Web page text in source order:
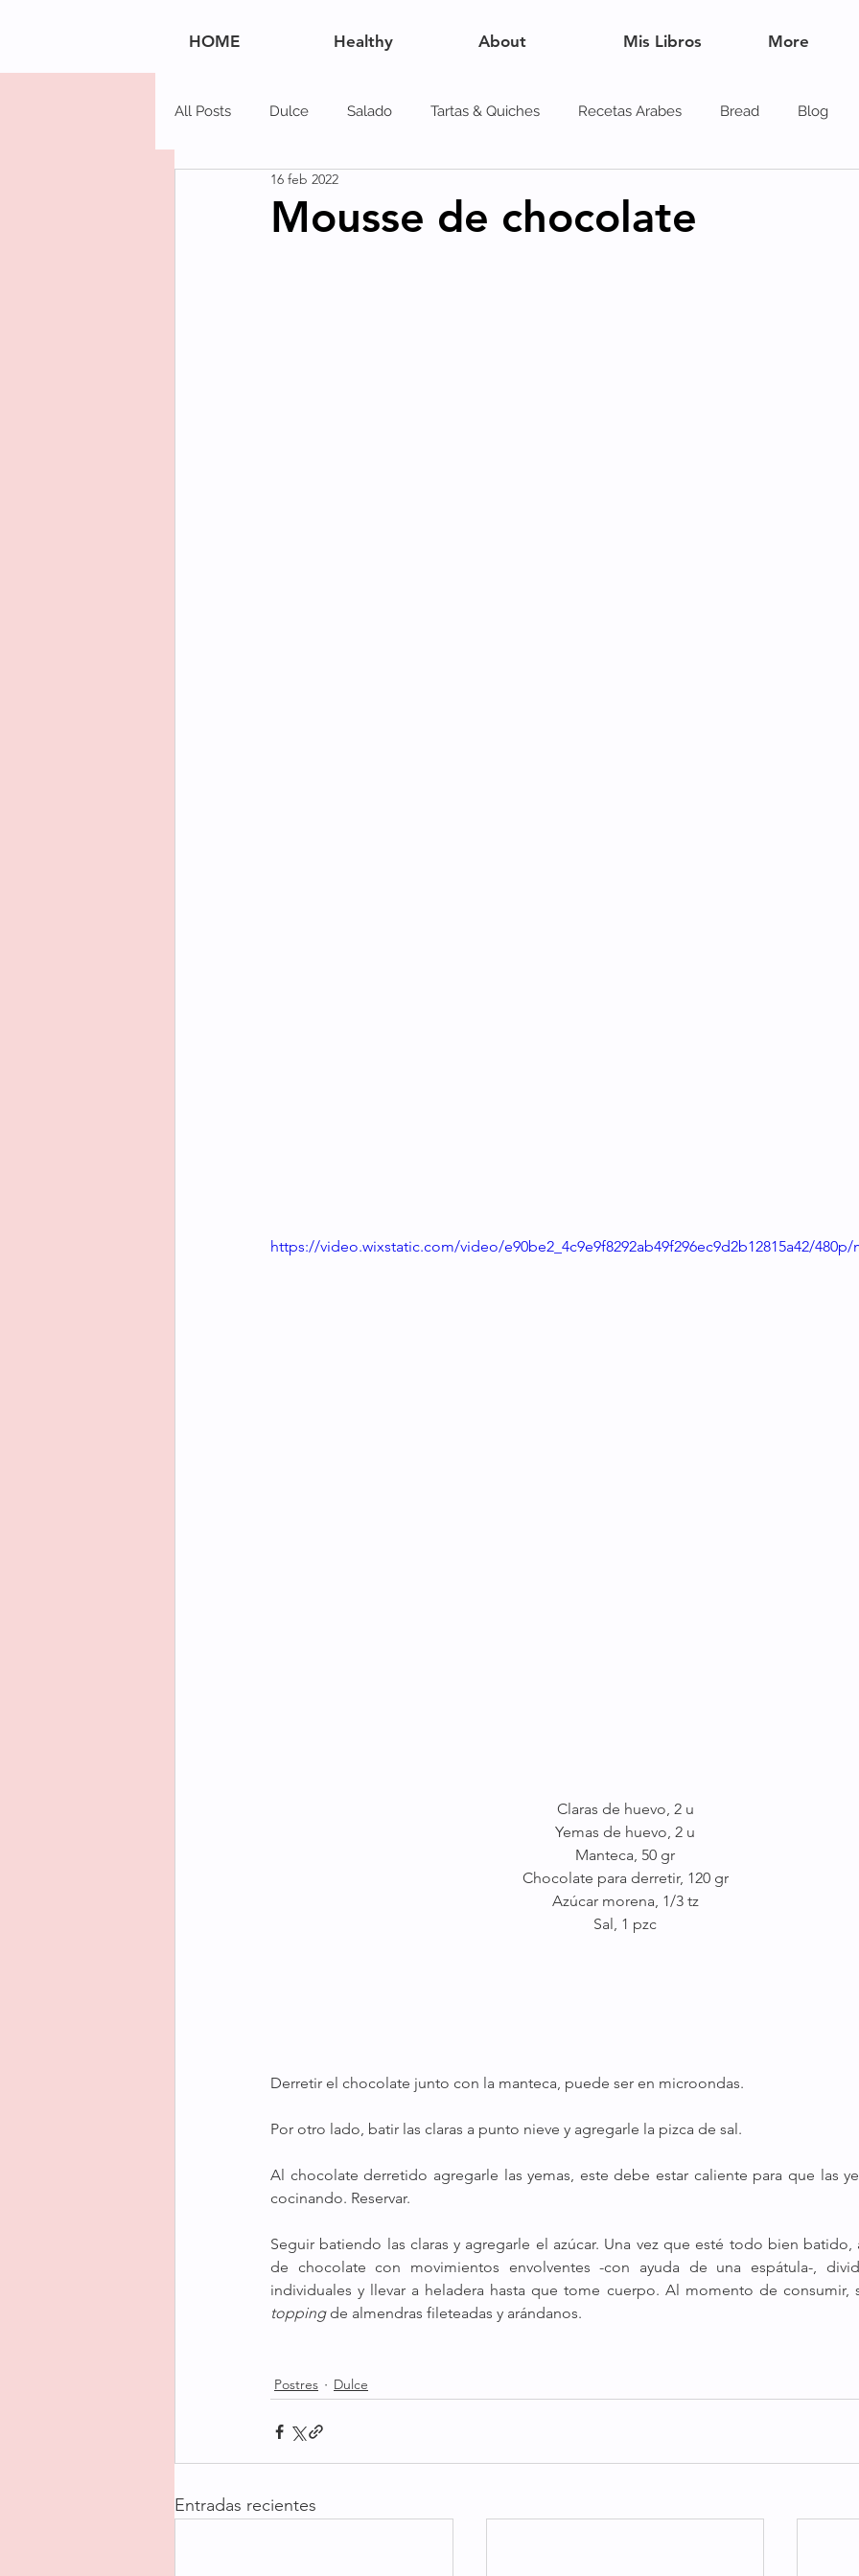
HOME Healthy About Mis Libros More
All Posts Dulce Salado Tartas & Quiches Recetas Arabes Bread Blog
Postres
Mousse de chocolate
16 feb 2022
https://video.wixstatic.com/video/e90be2_4c9e9f8292ab49f296ec9d2b12815a42/
Claras de huevo, 2 u
Yemas de huevo, 2 u
Manteca, 50 gr
Chocolate para derretir, 120 gr
Azúcar morena, 1/3 tz
Sal, 1 pzc
Derretir el chocolate junto con la manteca, puede ser en microondas.
Por otro lado, batir las claras a punto nieve y agregarle la pizca de sal.
Al chocolate derretido agregarle las yemas, este debe estar caliente para que las
cocinando. Reservar.
Seguir batiendo las claras y agregarle el azúcar. Una vez que esté todo bien batido,
de chocolate con movimientos envolventes -con ayuda de una espátula-,
topping de almendras fileteadas y arándanos.
Postres Dulce
Entradas recientes